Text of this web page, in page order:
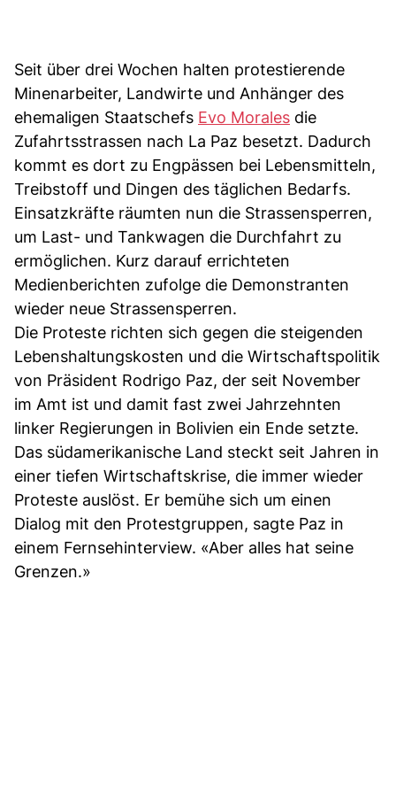
Seit über drei Wochen halten protestierende
Minenarbeiter, Landwirte und Anhänger des
ehemaligen Staatschefs Evo Morales die
Zufahrtsstrassen nach La Paz besetzt. Dadurch
kommt es dort zu Engpässen bei Lebensmitteln,
Treibstoff und Dingen des täglichen Bedarfs.
Einsatzkräfte räumten nun die Strassensperren,
um Last- und Tankwagen die Durchfahrt zu
ermöglichen. Kurz darauf errichteten
Medienberichten zufolge die Demonstranten
wieder neue Strassensperren.
Die Proteste richten sich gegen die steigenden
Lebenshaltungskosten und die Wirtschaftspolitik
von Präsident Rodrigo Paz, der seit November
im Amt ist und damit fast zwei Jahrzehnten
linker Regierungen in Bolivien ein Ende setzte.
Das südamerikanische Land steckt seit Jahren in
einer tiefen Wirtschaftskrise, die immer wieder
Proteste auslöst. Er bemühe sich um einen
Dialog mit den Protestgruppen, sagte Paz in
einem Fernsehinterview. «Aber alles hat seine
Grenzen.»